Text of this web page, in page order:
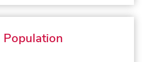
Population